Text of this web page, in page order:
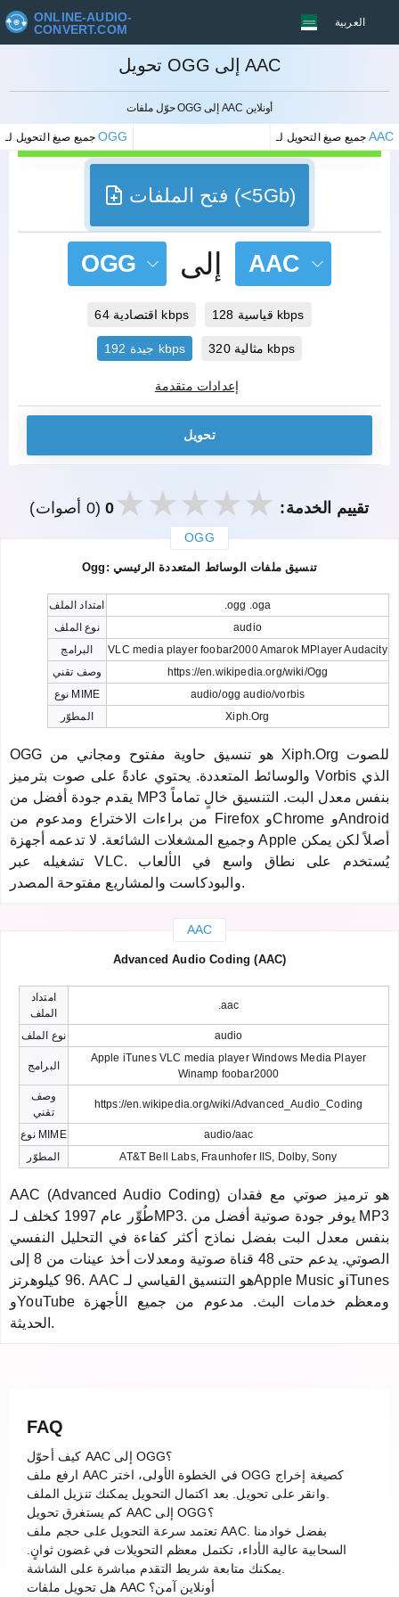
ONLINE-AUDIO-
CONVERT.COM
العربية
تحويل OGG إلى AAC
حوّل ملفات OGG إلى AAC أونلاين
جميع صيغ التحويل لـOGG جميع صيغ التحويل لـAAC
إلغاء
فتح الملفات (<5Gb)
OGG إلى AAC
اقتصادية 64 kbps قياسية 128 kbps
جيدة 192 kbps مثالية 320 kbps
إعدادات متقدمة
تحويل
تقييم الخدمة: 0(0 أصوات)
OGG
Ogg: تنسيق ملفات الوسائط المتعددة الرئيسي
امتداد الملف
.ogg .oga
نوع الملف
audio
البرامج
VLC media player foobar2000 Amarok MPlayer Audacity
وصف تقني
https://en.wikipedia.org/wiki/Ogg
نوع MIME
audio/ogg audio/vorbis
المطوّر
Xiph.Org
OGG هو تنسيق حاوية مفتوح ومجاني من Xiph.Org للصوت
والوسائط المتعددة. يحتوي عادةً على صوت بترميز Vorbis الذي
يقدم جودة أفضل من MP3 بنفس معدل البت. التنسيق خالٍ تماماً
من براءات الاختراع ومدعوم من Firefox وChrome وAndroid
وجميع المشغلات الشائعة. لا تدعمه أجهزة Apple أصلاً لكن يمكن
تشغيله عبر VLC. يُستخدم على نطاق واسع في الألعاب
والبودكاست والمشاريع مفتوحة المصدر.
AAC
Advanced Audio Coding (AAC)
امتداد
الملف
.aac
نوع الملف audio
البرامج
Apple iTunes VLC media player Windows Media Player
Winamp foobar2000
وصف
تقني
https://en.wikipedia.org/wiki/Advanced_Audio_Coding
نوع MIME
audio/aac
المطوّر
AT&T Bell Labs, Fraunhofer IIS, Dolby, Sony
AAC (Advanced Audio Coding) هو ترميز صوتي مع فقدان
طُوِّر عام 1997 كخلف لـMP3. يوفر جودة صوتية أفضل من MP3
بنفس معدل البت بفضل نماذج أكثر كفاءة في التحليل النفسي
الصوتي. يدعم حتى 48 قناة صوتية ومعدلات أخذ عينات من 8 إلى
96 كيلوهرتز. AAC هو التنسيق القياسي لـApple Music وiTunes
وYouTube ومعظم خدمات البث. مدعوم من جميع الأجهزة
الحديثة.
FAQ
كيف أحوّل AAC إلى OGG؟
ارفع ملف AAC في الخطوة الأولى، اختر OGG كصيغة إخراج
كم يستغرق تحويل AAC إلى OGG؟
تعتمد سرعة التحويل على حجم ملف AAC. بفضل خوادمنا
السحابية عالية الأداء، تكتمل معظم التحويلات في غضون ثوانٍ.
هل تحويل ملفات AAC أونلاين آمن؟